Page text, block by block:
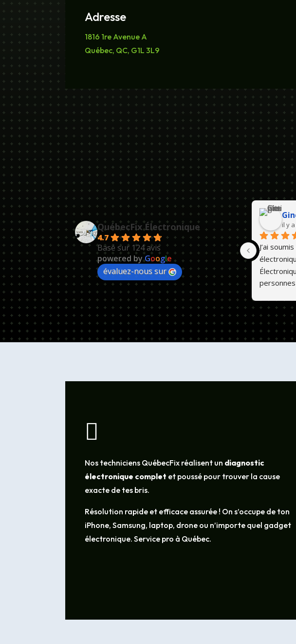
Adresse
1816 1re Avenue A
Québec, QC, G1L 3L9
QuébecFix Électronique
4.7
Basé sur 124 avis
powered byGoogle
évaluez-nous sur
il y
J’ai
qualité et

Nos techniciens QuébecFix réalisent un diagnostic
électronique complet et poussé pour trouver la cause
exacte de tes bris.
Résolution rapide et efficace assurée ! On s’occupe de ton
iPhone, Samsung, laptop, drone ou n’importe quel gadget
électronique. Service pro à Québec.